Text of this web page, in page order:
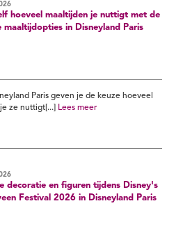
hoeveel maaltijden je nuttigt met de
maaltijdopties in Disneyland Paris
Paris geven je de keuze hoeveel
ze nuttigt[...]
Lees meer
decoratie en figuren tijdens Disney's
Festival 2026 in Disneyland Paris